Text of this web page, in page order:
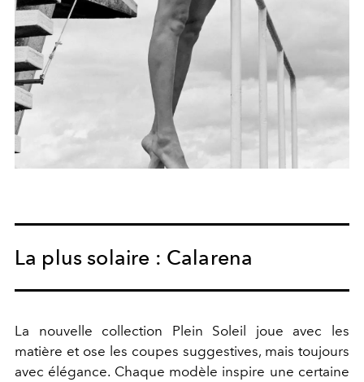
La plus solaire : Calarena
La nouvelle collection Plein Soleil joue avec les
matière et ose les coupes suggestives, mais toujours
avec élégance. Chaque modèle inspire une certaine